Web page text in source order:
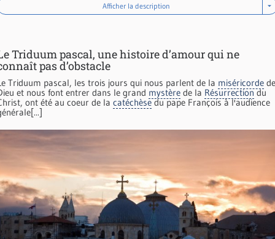
Afficher la description
Triduum pascal, une histoire d’amour qui ne
pas d’obstacle
Triduum pascal, les trois jours qui nous parlent de la miséricorde de
et nous font entrer dans le grand mystère de la Résurrectiondu
ont été au coeur de la catéchèsedu pape François à l'audience